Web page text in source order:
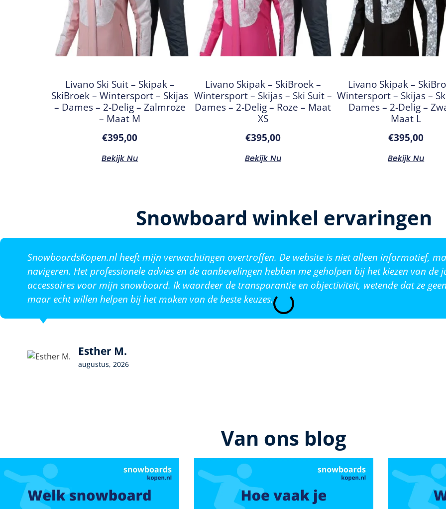
Livano Ski Suit – Skipak –
SkiBroek – Wintersport – Skijas
– Dames – 2-Delig – Zalmroze
– Maat M
€395,00
Bekijk Nu
Livano Skipak – SkiBroek –
Wintersport – Skijas – Ski Suit –
Dames – 2-Delig – Roze – Maat
XS
€395,00
Bekijk Nu
Livano Skipak –
Wintersport – Skijas –
Dames – 2-Delig –
Maat L
€395,00
Bekijk Nu
Snowboard winkel ervaringen
SnowboardsKopen.nl heeft mijn verwachtingen overtroffen. De website is niet alleen informatief,
navigeren. Het professionele advies en de aanbevelingen hebben me geholpen bij het kiezen van de
accessoires voor mijn snowboard. Ik waardeer de transparantie en objectiviteit, wetende dat ze
maar echt willen helpen bij het maken van de beste keuzes.
Esther M.
augustus, 2026
Van ons blog